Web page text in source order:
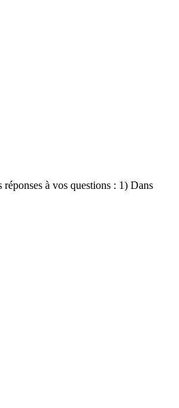
à vos questions : 1) Dans